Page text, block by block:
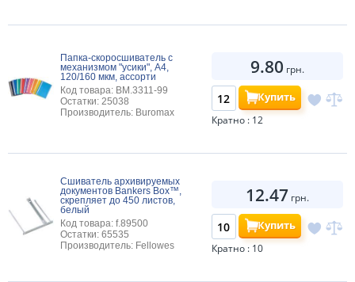
Папка-скоросшиватель с
механизмом "усики", А4,
120/160 мкм, ассорти
Код товара: BM.3311-99
Остатки: 25038
Производитель: Buromax
9.80 грн.
Купить
Кратно : 12
Сшиватель архивируемых
документов Bankers Box™,
скрепляет до 450 листов,
белый
Код товара: f.89500
Остатки: 65535
Производитель: Fellowes
12.47 грн.
Купить
Кратно : 10